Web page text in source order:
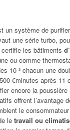
un système de
une série turbo,
les bâtiments
ou comme
10 ² chacun une
€minutes après
encore la
offrent l’avantage
le
le travail ou